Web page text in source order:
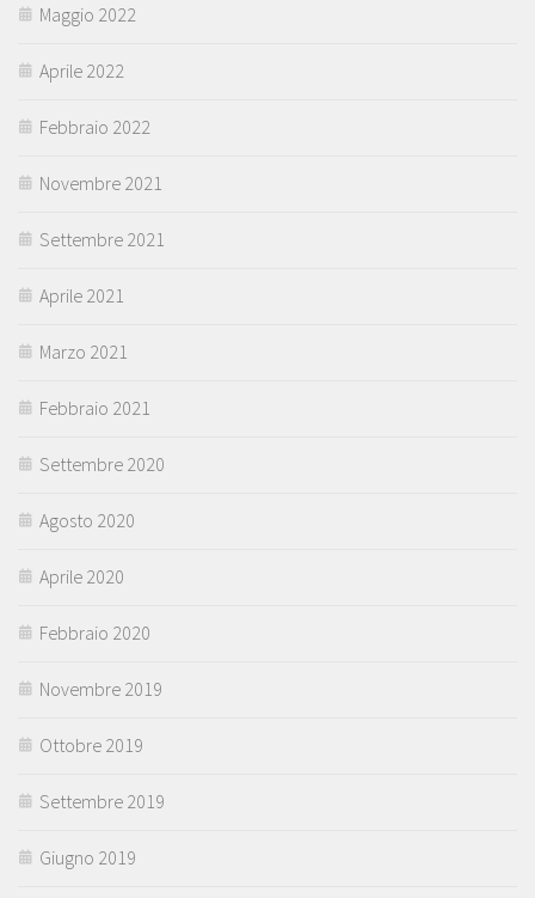
Maggio 2022
Aprile 2022
Febbraio 2022
Novembre 2021
Settembre 2021
Aprile 2021
Marzo 2021
Febbraio 2021
Settembre 2020
Agosto 2020
Aprile 2020
Febbraio 2020
Novembre 2019
Ottobre 2019
Settembre 2019
Giugno 2019